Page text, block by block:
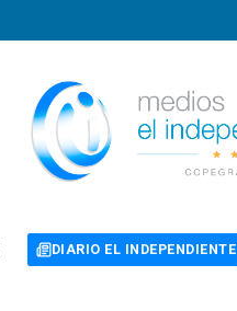
DIARIO EL INDEPENDIENTE